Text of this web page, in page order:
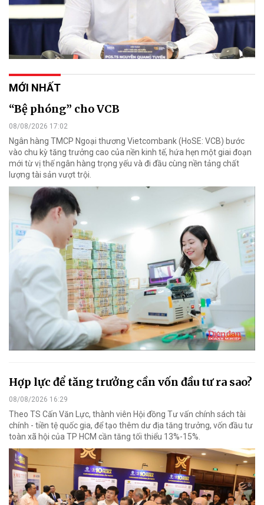
MỚI NHẤT
“Bệ phóng” cho VCB
08/08/2026 17:02
Ngân hàng TMCP Ngoại thương Vietcombank (HoSE: VCB) bước
vào chu kỳ tăng trưởng cao của nền kinh tế, hứa hẹn một giai đoạn
mới từ vị thế ngân hàng trọng yếu và đi đầu cùng nền tảng chất
lượng tài sản vượt trội.
Hợp lực để tăng trưởng cần vốn đầu tư ra sao?
08/08/2026 16:29
Theo TS Cấn Văn Lực, thành viên Hội đồng Tư vấn chính sách tài
chính - tiền tệ quốc gia, để tạo thêm dư địa tăng trưởng, vốn đầu tư
toàn xã hội của TP HCM cần tăng tối thiểu 13%-15%.